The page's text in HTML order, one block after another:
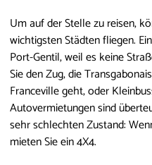
Um auf der Stelle zu reisen,
wichtigsten Städten fliegen.
Port-Gentil, weil es keine
Sie den Zug, die
Franceville geht, oder
Autovermietungen sind
sehr schlechten Zustand:
mieten Sie ein 4X4.